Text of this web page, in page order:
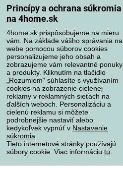
Princípy a ochrana súkromia
na 4home.sk
4home.sk prispôsobujeme na mieru
vám. Na základe vášho správania na
webe pomocou súborov cookies
personalizujeme jeho obsah a
zobrazujeme vám relevantné ponuky
a produkty. Kliknutím na tlačidlo
„Rozumiem“ súhlasíte s využívaním
cookies na zobrazenie cielenej
reklamy v reklamných sieťach na
ďalších weboch. Personalizáciu a
cielenú reklamu si môžete
podrobnejšie nastaviť alebo
kedykoľvek vypnúť v Nastavenie
súkromia
Tieto internetové stránky používajú
súbory cookie. Viac informáciu tu
Spôsoby platby
Spoľahlivý obchod